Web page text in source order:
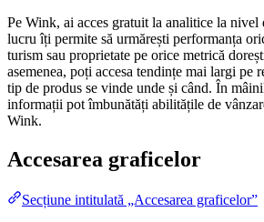
Pe Wink, ai acces gratuit la analitice la nivel
lucru îți permite să urmărești performanța
turism sau proprietate pe orice metrică
asemenea, poți accesa tendințe mai largi pe
tip de produs se vinde unde și când. În
informații pot îmbunătăți abilitățile de
Wink.
Accesarea graficelor
Secțiune intitulată „Accesarea graficelor”